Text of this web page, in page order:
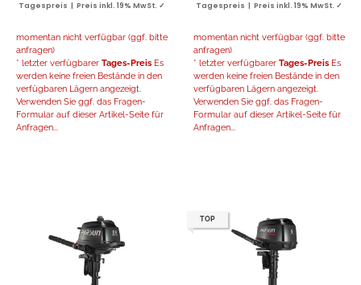
Tagespreis | Preis inkl. 19% MwSt. ✓
momentan nicht verfügbar (ggf. bitte
anfragen)
* letzter verfügbarer Tages-Preis Es
werden keine freien Bestände in den
verfügbaren Lägern angezeigt.
Verwenden Sie ggf. das Fragen-
Formular auf dieser Artikel-Seite für
Anfragen...
Tagespreis | Preis inkl. 19% MwSt. ✓
momentan nicht verfügbar (ggf. bitte
anfragen)
* letzter verfügbarer Tages-Preis Es
werden keine freien Bestände in den
verfügbaren Lägern angezeigt.
Verwenden Sie ggf. das Fragen-
Formular auf dieser Artikel-Seite für
Anfragen...
TOP